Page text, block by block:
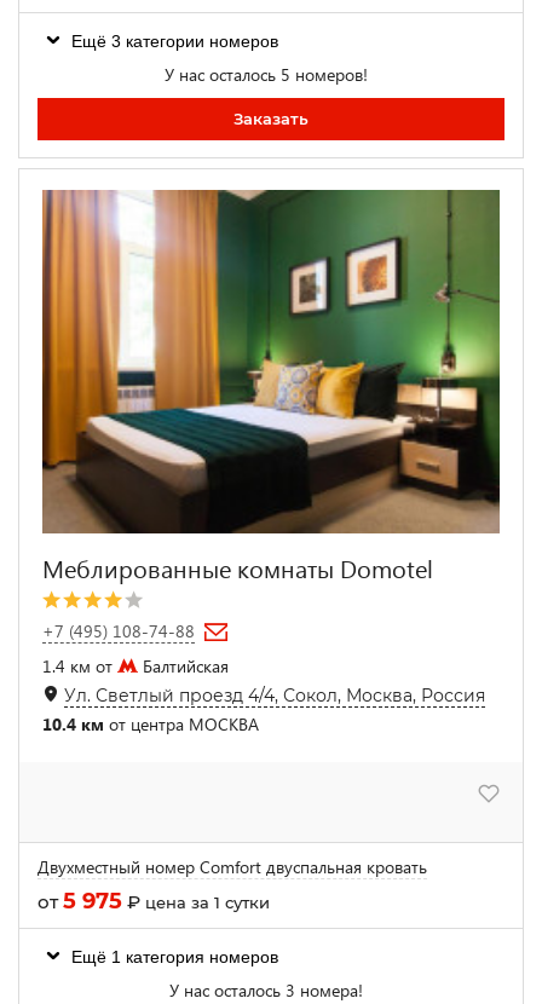
Ещё 3 категории номеров
У нас осталось 5 номеров!
Заказать
Меблированные комнаты Domotel
+7 (495) 108-74-88
1.4 км от
Балтийская
Ул. Светлый проезд 4/4, Сокол, Москва, Россия
10.4 км от центра МОСКВА
Двухместный номер Comfort двуспальная кровать
от5 975 ₽ цена за 1 сутки
Ещё 1 категория номеров
У нас осталось 3 номера!